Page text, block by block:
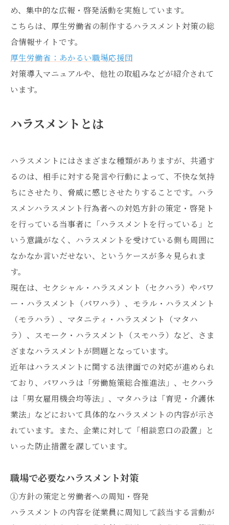
め、集中的な広報・啓発活動を実施しています。
こちらは、厚生労働省の制作するハラスメント対策の総
合情報サイトです。
厚生労働省：あかるい職場応援団
対策導入マニュアルや、他社の取組みなどが紹介されて
います。
ハラスメントとは
ハラスメントにはさまざまな種類がありますが、共通す
るのは、相手に対する発言や行動によって、不快な気持
ちにさせたり、脅威に感じさせたりすることです。ハラ
スメンハラスメント行為者への対処方針の策定・啓発ト
を行っている当事者に「ハラスメントを行っている」と
いう意識がなく、ハラスメントを受けている側も周囲に
なかなか言いだせない、というケースが多々見られま
す。
現在は、セクシャル・ハラスメント（セクハラ）やパワ
ー・ハラスメント（パワハラ）、モラル・ハラスメント
（モラハラ）、マタニティ・ハラスメント（マタハ
ラ）、スモーク・ハラスメント（スモハラ）など、さま
ざまなハラスメントが問題となっています。
近年はハラスメントに関する法律面での対応が進められ
ており、パワハラは「労働施策総合推進法」、セクハラ
は「男女雇用機会均等法」、マタハラは「育児・介護休
業法」などにおいて具体的なハラスメントの内容が示さ
れています。また、企業に対して「相談窓口の設置」と
いった防止措置を課しています。
職場で必要なハラスメント対策
①方針の策定と労働者への周知・啓発
ハラスメントの内容を従業員に周知して該当する言動が